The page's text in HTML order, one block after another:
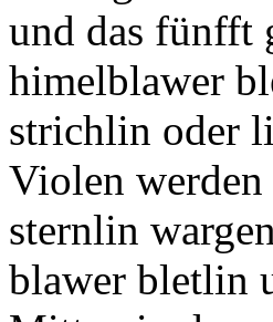
und das fünfft
himelblawer
strichlin oder
Violen werden
sternlin
blawer bletlin